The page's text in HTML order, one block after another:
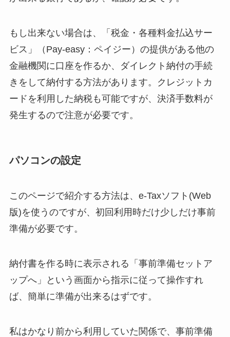
もし出来ない場合は、「税金・各種料金払込サー
ビス」（Pay-easy：ペイジー）の提供がある他の
金融機関に口座を作るか、ダイレクト納付の手続
きをして納付する方法があります。クレジットカ
ードを利用した納税も可能ですが、決済手数料が
発生するので注意が必要です。
パソコンの設定
このページで紹介する方法は、e-Taxソフト(Web
版)を使うのですが、初回利用時だけ少しだけ事前
準備が必要です。
納付書を作る時に表示される「事前準備セットア
ップへ」という画面から指示に従って操作すれ
ば、簡単に準備が出来るはずです。
私はかなり前から利用していた関係で、事前準備